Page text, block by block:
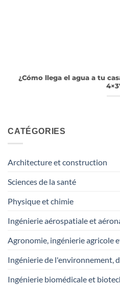
¿Cómo llega el agua a tu
CATÉGORIES
Architecture et construction
Sciences de la santé
Physique et chimie
Ingénierie aérospatiale et
Agronomie, ingénierie agricole
Ingénierie de l'environnement,
Ingénierie biomédicale et